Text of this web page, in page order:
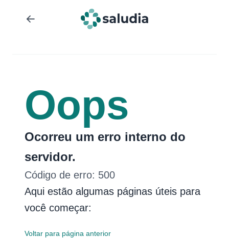
Oops
Ocorreu um erro interno do
servidor.
Código de erro: 500
Aqui estão algumas páginas úteis para
você começar:
Voltar para página anterior